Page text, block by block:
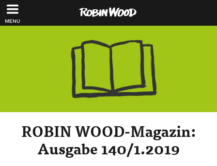
Direkt zum Inhalt
ROBIN WOOD-Magazin:
Ausgabe 140/1.2019